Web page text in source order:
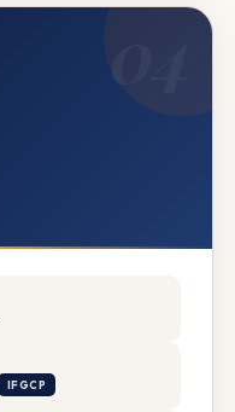
04
IFGCP